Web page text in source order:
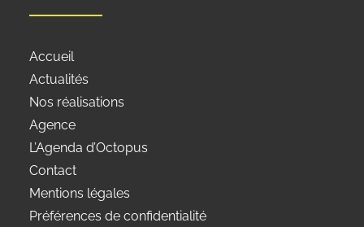
Accueil
Actualités
Nos réalisations
Agence
L’Agenda d’Octopus
Contact
Mentions légales
Préférences de confidentialité